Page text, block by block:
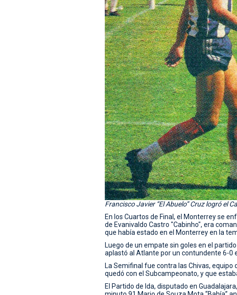
Francisco Javier “El Abuelo” Cruz logró el
En los Cuartos de Final, el Monterrey se
de Evanivaldo Castro "Cabinho", era
que había estado en el Monterrey en la
Luego de un empate sin goles en el
aplastó al Atlante por un contundente 6-0
La Semifinal fue contra las Chivas,
quedó con el Subcampeonato, y que
El Partido de Ida, disputado en